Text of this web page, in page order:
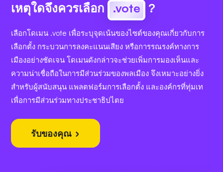
เหตุใดจึงควรเลือก .vote ?
เลือกโดเมน .vote เพื่อระบุจุดเน้นของไซต์ของคุณเกี่ยวกับการ
เลือกตั้ง กระบวนการลงคะแนนเสียง หรือการรณรงค์ทางการ
เมืองอย่างชัดเจน โดเมนดังกล่าวจะช่วยเพิ่มการมองเห็นและ
ความน่าเชื่อถือในการมีส่วนร่วมของพลเมือง จึงเหมาะอย่างยิ่ง
สำหรับผู้สนับสนุน แพลตฟอร์มการเลือกตั้ง และองค์กรที่ทุ่มเท
เพื่อการมีส่วนร่วมทางประชาธิปไตย
รับของคุณ